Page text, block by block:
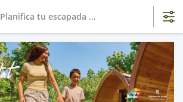
Planifica tu escapada ...